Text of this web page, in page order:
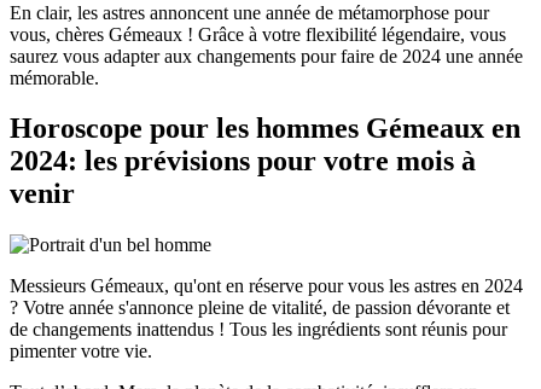
En clair, les astres annoncent une année de métamorphose pour
vous, chères Gémeaux ! Grâce à votre flexibilité légendaire, vous
saurez vous adapter aux changements pour faire de 2024 une année
mémorable.
Horoscope pour les hommes Gémeaux en
2024: les prévisions pour votre mois à
venir
Messieurs Gémeaux, qu'ont en réserve pour vous les astres en 2024
? Votre année s'annonce pleine de vitalité, de passion dévorante et
de changements inattendus ! Tous les ingrédients sont réunis pour
pimenter votre vie.